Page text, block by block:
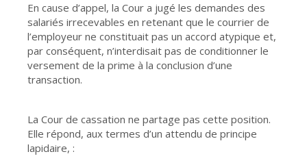
En cause d’appel, la Cour a jugé les demandes des
salariés irrecevables en retenant que le courrier de
l’employeur ne constituait pas un accord atypique et,
par conséquent, n’interdisait pas de conditionner le
versement de la prime à la conclusion d’une
transaction.
La Cour de cassation ne partage pas cette position.
Elle répond, aux termes d’un attendu de principe
lapidaire, :